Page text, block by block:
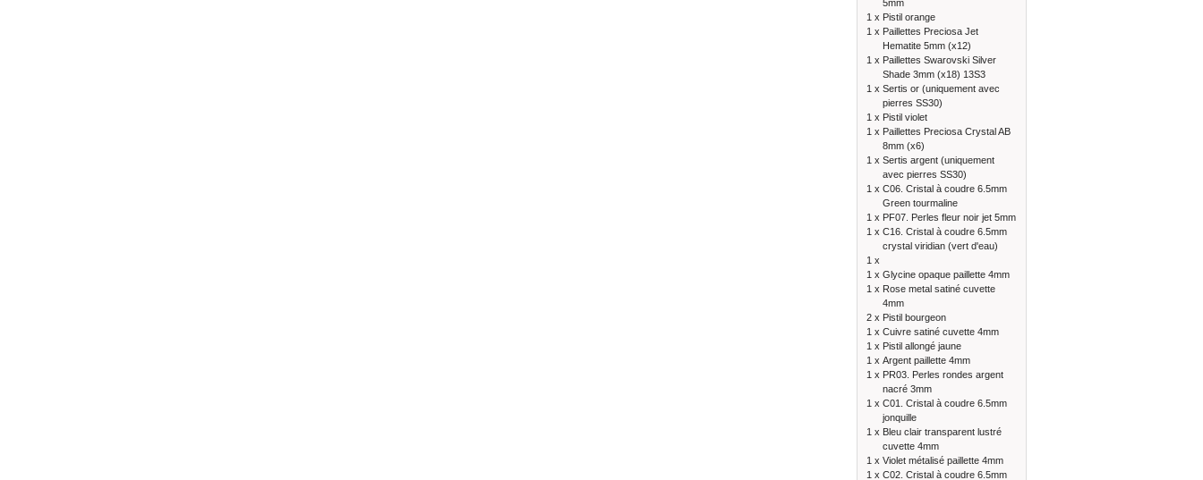
5mm
1 x Pistil orange
1 x Paillettes Preciosa Jet
Hematite 5mm (x12)
1 x Paillettes Swarovski Silver
Shade 3mm (x18) 13S3
1 x Sertis or (uniquement avec
pierres SS30)
1 x Pistil violet
1 x Paillettes Preciosa Crystal AB
8mm (x6)
1 x Sertis argent (uniquement
avec pierres SS30)
1 x C06. Cristal à coudre 6.5mm
Green tourmaline
1 x PF07. Perles fleur noir jet 5mm
1 x C16. Cristal à coudre 6.5mm
crystal viridian (vert d'eau)
1 x
1 x Glycine opaque paillette 4mm
1 x Rose metal satiné cuvette
4mm
2 x Pistil bourgeon
1 x Cuivre satiné cuvette 4mm
1 x Pistil allongé jaune
1 x Argent paillette 4mm
1 x PR03. Perles rondes argent
nacré 3mm
1 x C01. Cristal à coudre 6.5mm
jonquille
1 x Bleu clair transparent lustré
cuvette 4mm
1 x Violet métalisé paillette 4mm
1 x C02. Cristal à coudre 6.5mm